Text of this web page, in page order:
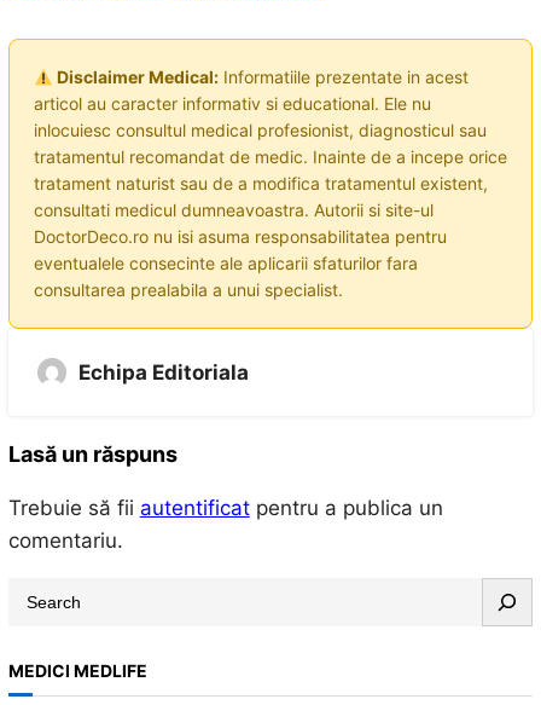
Disclaimer Medical:Informatiile prezentate in acest
articol au caracter informativ si educational. Ele nu
inlocuiesc consultul medical profesionist, diagnosticul sau
tratamentul recomandat de medic. Inainte de a incepe orice
tratament naturist sau de a modifica tratamentul existent,
consultati medicul dumneavoastra. Autorii si site-ul
DoctorDeco.ro nu isi asuma responsabilitatea pentru
eventualele consecinte ale aplicarii sfaturilor fara
consultarea prealabila a unui specialist.
Echipa Editoriala
Lasă un răspuns
Trebuie să fii autentificatpentru a publica un
comentariu.
a
r
MEDICI MEDLIFE